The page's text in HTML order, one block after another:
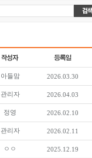
아들맘 2026.03.30
관리자 2026.04.03
정영 2026.02.10
관리자 2026.02.11
ㅇㅇ 2025.12.19